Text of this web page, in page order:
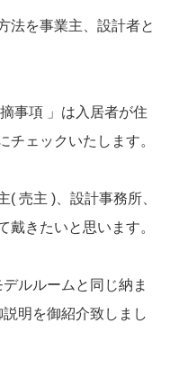
法を事業主、設計者と
事項 」は入居者が住
チェックいたします。
( 売主 )、設計事務所、
戴きたいと思います。
ルルームと同じ納ま
明を御紹介致しまし